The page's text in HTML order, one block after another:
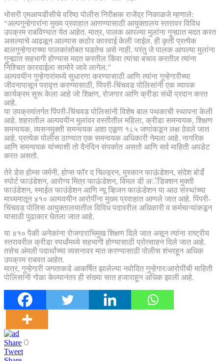
भोसरी एमआयडीसीचे वरिष्ठ पोलीस निरीक्षक राजेंद्र निकाळजे म्हणाले:
“अल्पगुन्हेगारांना मुख्य प्रवाहात आणण्यासाठी आयुक्तालय स्तरावर विविध
उपक्रम राबविण्यात येत आहेत. मात्र, पालक आपल्या मुलांना गुन्ह्यात मदत करत
असल्याचे आढळून आल्यास कठोर कारवाई केली जाईल. ही कृती प्रत्येक
बालगुन्हेगाराच्या पालकांसोबत घडतेच असे नाही. परंतु जे पालक आपल्या मुलांना
गुन्ह्यात सहभागी होण्यास मदत करतील किंवा त्यांचा बचाव करतील त्यांना
निश्चित कारवाईला सामोरे जावे लागेल.”
अल्पवयीन गुन्हेगारांमध्ये सुधारणा करण्यासाठी आणि त्यांना गुन्हेगारीच्या
जीवनापासून परावृत्त करण्यासाठी, पिंपरी-चिंचवड पोलिसांनी एक व्यापक
कार्यक्रम सुरू केला आहे जो शिक्षण, रोजगार आणि क्रीडा संधी प्रदान करत
आहे.
या उपक्रमांतर्गत पिंपरी-चिंचवड पोलिसांनी विशेष बाल पथकाची स्थापना केली
आहे. शहरातील अल्पवयीन मुलांवर वस्तीतील महिला, क्रीडा समन्वयक, शिक्षण
समन्वयक, व्यसनमुक्ती समन्वयक अशा एकूण १८५ जणांकडून लक्ष ठेवले जात
आहे. प्रत्येक पोलीस ठाण्यात एक समन्वयक अधिकारी नेमला आहे. नागरिक
आणि समन्वयक यांच्याशी तो दैनंदिन संपर्कात असतो आणि सर्व माहिती अपडेट
करत असतो.
तेरे डेस होम्स जर्मनी, होप्स फॉर द चिल्ड्रन, मुस्कान फाऊंडेशन, संदेश बोर्डे
स्पोर्ट फाउंडेशन, आरोग्य मित्र फाऊंडेशन, विमल डी अॅडिक्शन मुक्ती
फाउंडेशन, स्माईल फाउंडेशन आणि न्यू व्हिजन फाऊंडेशन या आठ संस्थांच्या
माध्यमातून ४१० अल्पवयीन आरोपींना मुख्य प्रवाहात आणले जात आहे. पिंपरी-
चिंचवड पोलिस आयुक्तालयातील विविध पदावरील अधिकारी व कर्मचाऱ्यांकडून
यासाठी पुढाकार घेतला जात आहे.
या ४१० पैकी अनेकांना रोजगाराभिमुख शिक्षण दिले जात असून त्यांना राष्ट्रीय
स्तरावरील क्रीडा स्पर्धांमध्ये सहभागी होण्यासाठी प्रोत्साहन दिले जात आहे.
तसेच अंमली पदार्थांच्या व्यसनावर मात करण्यासाठी पोलीस शंभरहून अधिक
उपक्रम राबवत आहेत.
मात्र, गुन्हेगारी जगताकडे आकर्षित झालेल्या नवोदित गुन्हेगार/आरोपींची माहिती
पोलिसांनी गोळा केल्यानंतर ही संख्या सात हजाराहून अधिक झाली आहे.
Share 0
Tweet